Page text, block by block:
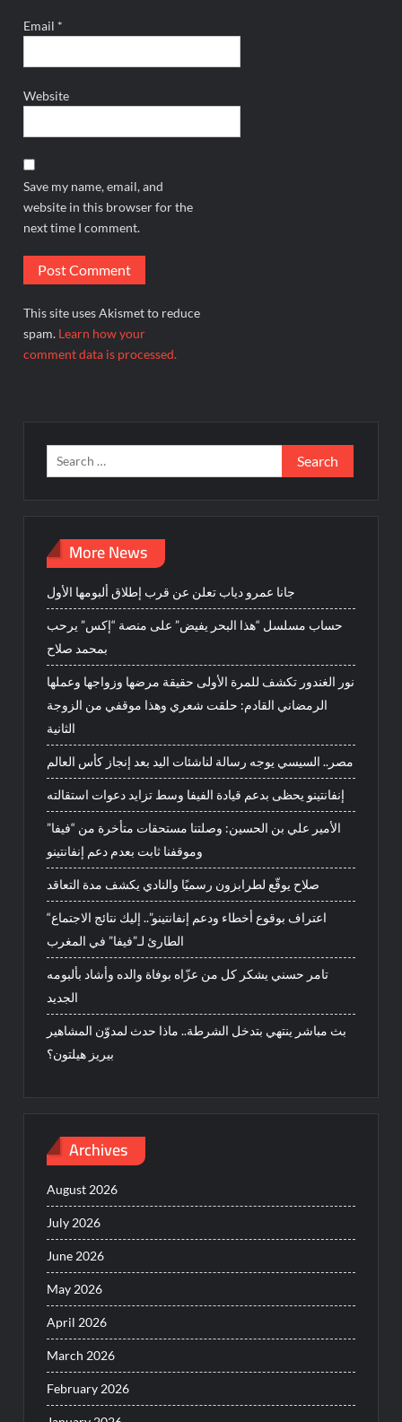
Email *
Website
Save my name, email, and
website in this browser for the
next time I comment.
This site uses Akismet to reduce
spam. Learn how your
comment data is processed.
Search
for:
More News
جانا عمرو دياب تعلن عن قرب إطلاق ألبومها الأول
حساب مسلسل “هذا البحر يفيض” على منصة “إكس” يرحب
بمحمد صلاح
نور الغندور تكشف للمرة الأولى حقيقة مرضها وزواجها وعملها
الرمضاني القادم: حلقت شعري وهذا موقفي من الزوجة
الثانية
مصر.. السيسي يوجه رسالة لناشئات اليد بعد إنجاز كأس العالم
إنفانتينو يحظى بدعم قيادة الفيفا وسط تزايد دعوات استقالته
الأمير علي بن الحسين: وصلتنا مستحقات متأخرة من “فيفا”
وموقفنا ثابت بعدم دعم إنفانتينو
صلاح يوقّع لطرابزون رسميًا والنادي يكشف مدة التعاقد
“اعتراف بوقوع أخطاء ودعم إنفانتينو”.. إليك نتائج الاجتماع
الطارئ لـ”فيفا” في المغرب
تامر حسني يشكر كل من عزّاه بوفاة والده وأشاد بألبومه
الجديد
بث مباشر ينتهي بتدخل الشرطة.. ماذا حدث لمدوّن المشاهير
بيريز هيلتون؟
Archives
August 2026
July 2026
June 2026
May 2026
April 2026
March 2026
February 2026